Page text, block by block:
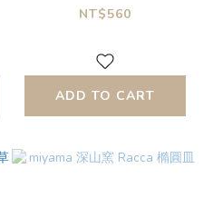
NT$560
ADD TO CART